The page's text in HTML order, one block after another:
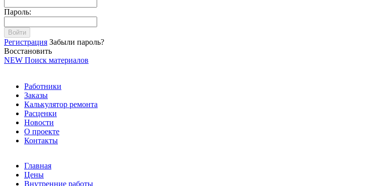
Пароль:
Войти
Регистрация Забыли пароль?
Восстановить
NEW Поиск материалов
Работники
Заказы
Калькулятор ремонта
Расценки
Новости
О проекте
Контакты
Главная
Цены
Внутренние работы